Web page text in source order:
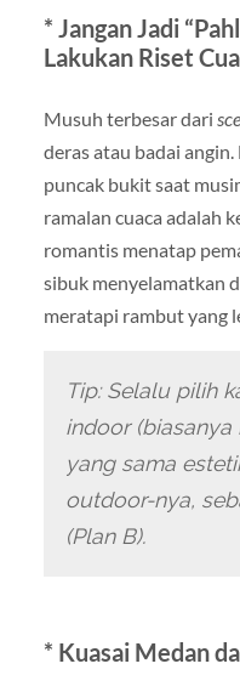
* Jangan Jadi
Lakukan Riset
Musuh terbesar dari
deras atau badai
puncak bukit saat
ramalan cuaca adalah
romantis menatap
sibuk menyelamatkan
meratapi rambut yang
Tip: Selalu pilih
indoor (biasanya
yang sama
outdoor-nya,
(Plan B).
* Kuasai Medan